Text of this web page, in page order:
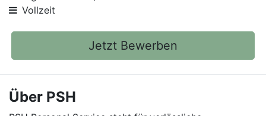
Vollzeit
Jetzt Bewerben
Über PSH